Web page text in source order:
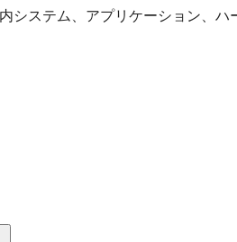
システム、アプリケーション、